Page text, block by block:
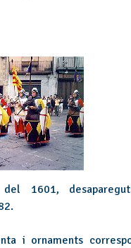
del 1601,
i ornaments